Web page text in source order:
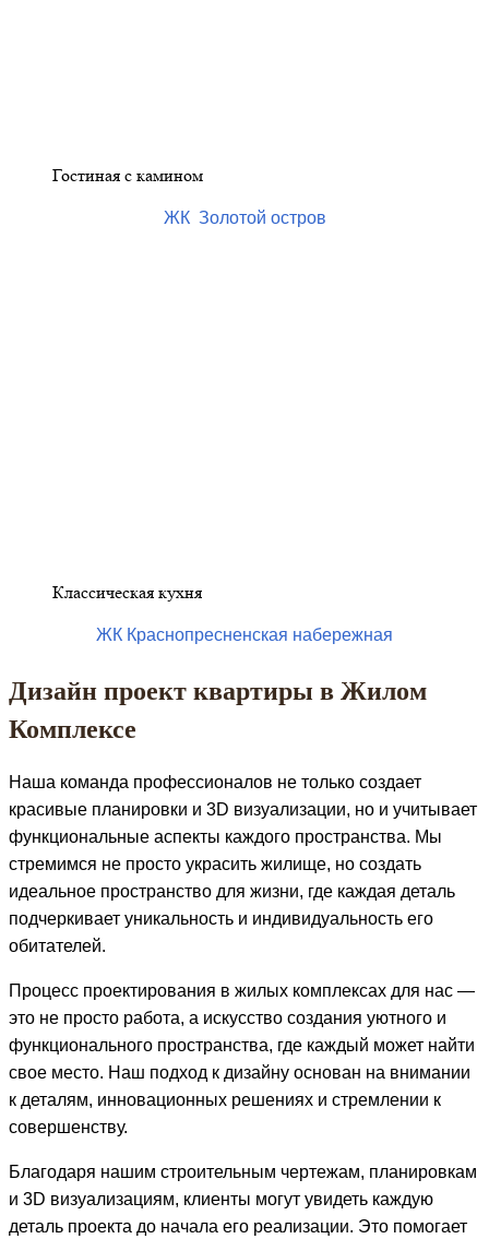
Гостиная с камином
ЖК Золотой остров
Классическая кухня
ЖК Краснопресненская набережная
Дизайн проект квартиры в Жилом
Комплексе
Наша команда профессионалов не только создает
красивые планировки и 3D визуализации, но и учитывает
функциональные аспекты каждого пространства. Мы
стремимся не просто украсить жилище, но создать
идеальное пространство для жизни, где каждая деталь
подчеркивает уникальность и индивидуальность его
обитателей.
Процесс проектирования в жилых комплексах для нас —
это не просто работа, а искусство создания уютного и
функционального пространства, где каждый может найти
свое место. Наш подход к дизайну основан на внимании
к деталям, инновационных решениях и стремлении к
совершенству.
Благодаря нашим строительным чертежам, планировкам
и 3D визуализациям, клиенты могут увидеть каждую
деталь проекта до начала его реализации. Это помогает